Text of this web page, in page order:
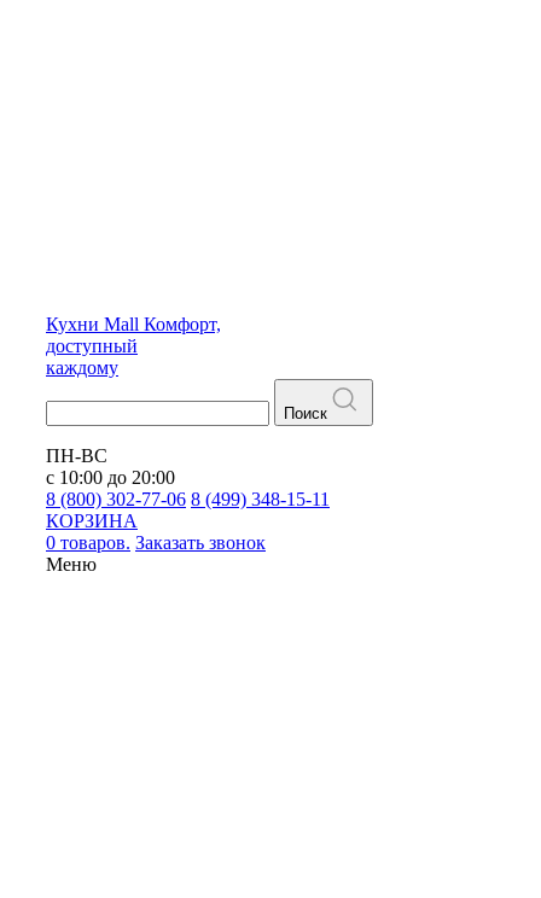
Кухни Mall Комфорт,
доступный
каждому
Поиск
ПН-ВС
с 10:00 до 20:00
8 (800) 302-77-06 8 (499) 348-15-11
КОРЗИНА
0 товаров. Заказать звонок
Меню